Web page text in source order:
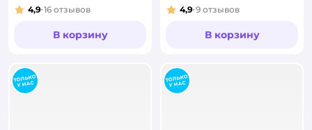
Рейтинг:
4,9 16 отзывов
В корзину
Рейтинг:
4,9 9 отзывов
В корзину